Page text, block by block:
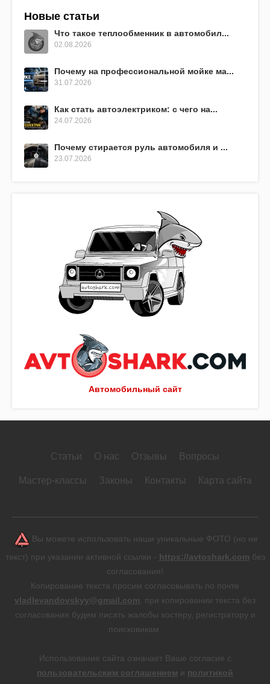
Автомобильный сайт
Новые статьи
Что такое теплообменник в автомобил...
02.08.2026
Почему на профессиональной мойке ма...
31.07.2026
Как стать автоэлектриком: с чего на...
24.07.2026
Почему стирается руль автомобиля и ...
23.07.2026
Статьи О нас Отзывы Вопросы
Мастер-классы Законы Контакты Карта сайта
Вы можете использовать наши уникальные ФОТО (но не
текст) при указании активной ссылки - https://avtoshark.com без
согласования!
Копирование текста просим согласовывать по почте
vladlevandovskyy@gmail.com , при копировании текста без
согласования будем писать жалобы хостеру, регистратору и
поисковикам.
Использование сайта означает Ваше согласие с
пользовательским соглашением и политикой